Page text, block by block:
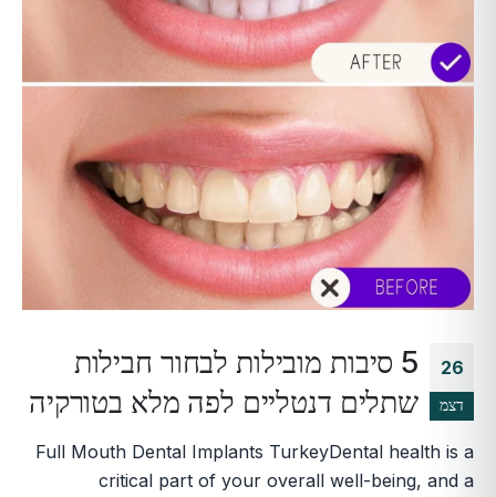
26
דצמ
5 סיבות מובילות לבחור חבילות
שתלים דנטליים לפה מלא בטורקיה
Full Mouth Dental Implants TurkeyDental health is a
critical part of your overall well-being, and a